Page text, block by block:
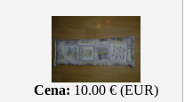
Cena: 10.00 € (EUR)